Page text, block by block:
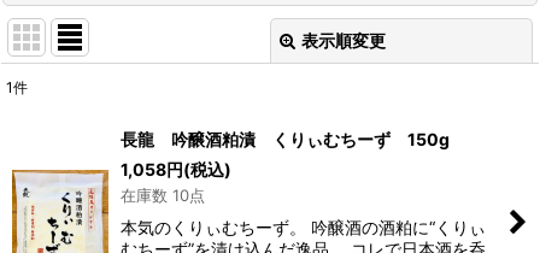
表示順変更
並び順:
絞り込む
1件
長龍 吟醸酒粕漬 くりぃむちーず 150g
1,058円(税込)
在庫数 10点
本気のくりぃむちーず。 吟醸酒の酒粕に“くりぃ
むちーず”を漬け込んだ逸品。 コレで日本酒を呑